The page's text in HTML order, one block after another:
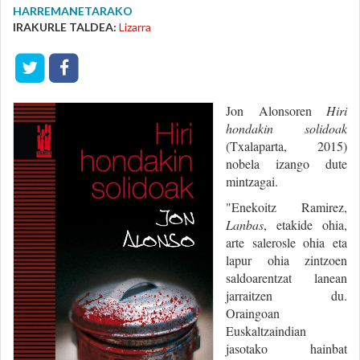
HARREMANETARAKO
IRAKURLE TALDEA: Lizarra
Jon Alonsoren Hiri
hondakin solidoak
(Txalaparta, 2015)
nobela izango dute
mintzagai.
"Enekoitz Ramirez,
Lanbas, etakide ohia,
arte salerosle ohia eta
lapur ohia zintzoen
saldoarentzat lanean
jarraitzen du.
Oraingoan
Euskaltzaindian
jasotako hainbat